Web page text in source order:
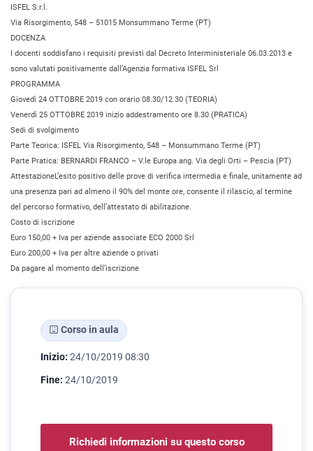
ISFEL S.r.l.
Via Risorgimento, 548 – 51015 Monsummano Terme (PT)
DOCENZA
I docenti soddisfano i requisiti previsti dal Decreto Interministeriale 06.03.2013 e
sono valutati positivamente dall’Agenzia formativa ISFEL Srl
PROGRAMMA
Giovedì 24 OTTOBRE 2019 con orario 08.30/12.30 (TEORIA)
Venerdì 25 OTTOBRE 2019 inizio addestramento ore 8.30 (PRATICA)
Sedi di svolgimento
Parte Teorica: ISFEL Via Risorgimento, 548 – Monsummano Terme (PT)
Parte Pratica: BERNARDI FRANCO – V.le Europa ang. Via degli Orti – Pescia (PT)
AttestazioneL’esito positivo delle prove di verifica intermedia e finale, unitamente ad
una presenza pari ad almeno il 90% del monte ore, consente il rilascio, al termine
del percorso formativo, dell’attestato di abilitazione.
Costo di iscrizione
Euro 150,00 + Iva per aziende associate ECO 2000 Srl
Euro 200,00 + Iva per altre aziende o privati
Da pagare al momento dell’iscrizione
Corso in aula
Inizio: 24/10/2019 08:30
Fine: 24/10/2019
Richiedi informazioni su questo corso